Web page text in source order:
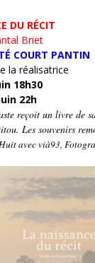
DU RÉCIT
Briet
COURT PANTIN
la réalisatrice
18h30
22h
reçoit un livre de
Les souvenirs
avec vià93,